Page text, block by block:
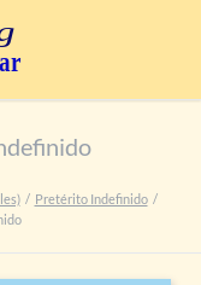
Pretérito Indefinido